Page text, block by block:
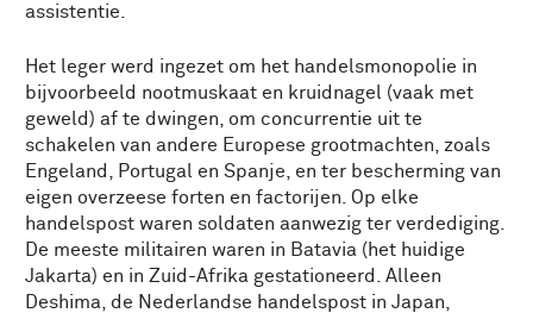
assistentie.
Het leger werd ingezet om het handelsmonopolie in
bijvoorbeeld nootmuskaat en kruidnagel (vaak met
geweld) af te dwingen, om concurrentie uit te
schakelen van andere Europese grootmachten, zoals
Engeland, Portugal en Spanje, en ter bescherming van
eigen overzeese forten en factorijen. Op elke
handelspost waren soldaten aanwezig ter verdediging.
De meeste militairen waren in Batavia (het huidige
Jakarta) en in Zuid-Afrika gestationeerd. Alleen
Deshima, de Nederlandse handelspost in Japan,